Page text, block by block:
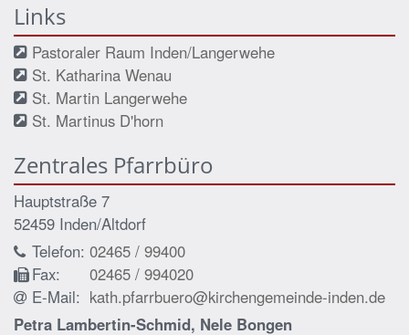
Links
Pastoraler Raum Inden/Langerwehe
St. Katharina Wenau
St. Martin Langerwehe
St. Martinus D'horn
Zentrales Pfarrbüro
Hauptstraße 7
52459 Inden/Altdorf
Telefon: 02465 / 99400
Fax:
02465 / 994020
E-Mail: kath.pfarrbuero@kirchengemeinde-inden.de
Petra Lambertin-Schmid, Nele Bongen